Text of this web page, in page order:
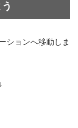
ションへ移動しま